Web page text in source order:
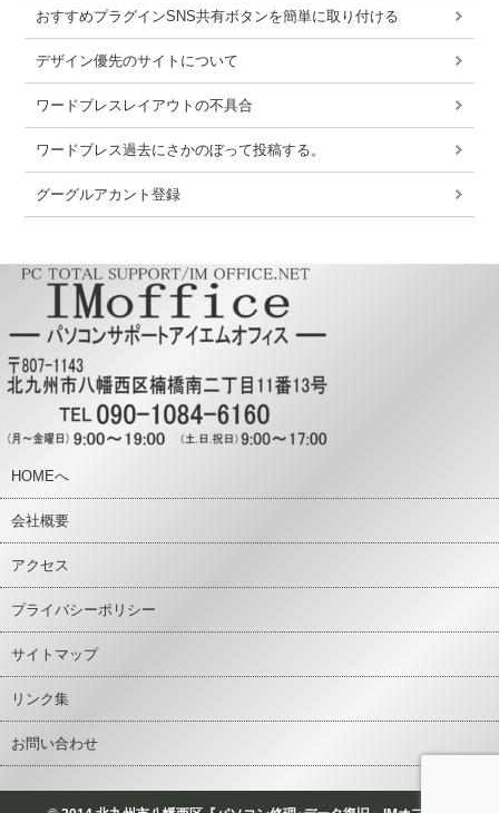
おすすめプラグインSNS共有ボタンを簡単に取り付ける
デザイン優先のサイトについて
ワードブレスレイアウトの不具合
ワードブレス過去にさかのぼって投稿する。
グーグルアカント登録
HOMEへ
会社概要
アクセス
プライバシーポリシー
サイトマップ
リンク集
お問い合わせ